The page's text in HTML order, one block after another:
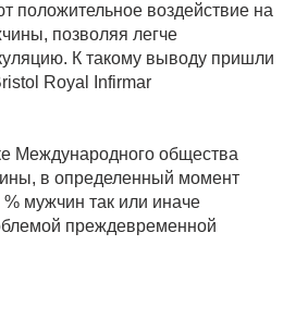
положительное воздействие на
позволяя легче
К такому выводу пришли
Royal Infirmar
Международного общества
в определенный момент
мужчин так или иначе
преждевременной